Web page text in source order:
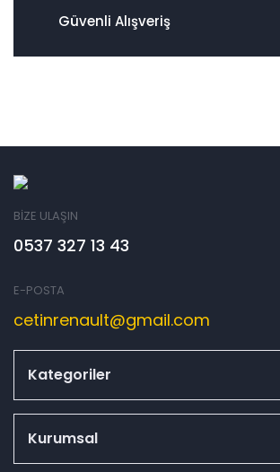
Güvenli Alışveriş
BİZE ULAŞIN
0537 327 13 43
E-POSTA
cetinrenault@gmail.com
Kategoriler
Kurumsal